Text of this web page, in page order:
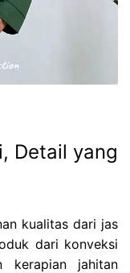
Detail yang
kualitas dari jas
dari konveksi
kerapian jahitan